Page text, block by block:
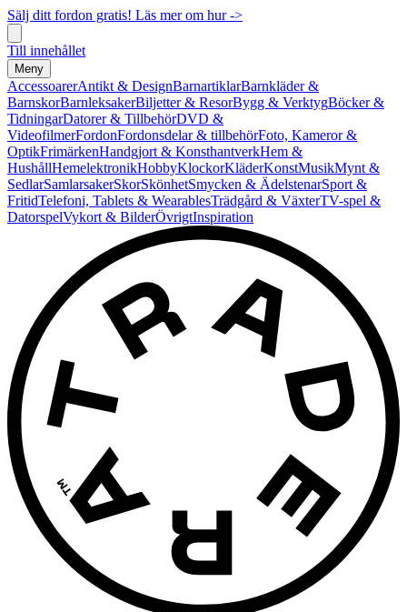
Sälj ditt fordon gratis! Läs mer om hur ->
Till innehållet
Meny
AccessoarerAntikt & DesignBarnartiklarBarnkläder &
BarnskorBarnleksakerBiljetter & ResorBygg & VerktygBöcker &
TidningarDatorer & TillbehörDVD &
VideofilmerFordonFordonsdelar & tillbehörFoto, Kameror &
OptikFrimärkenHandgjort & KonsthantverkHem &
HushållHemelektronikHobbyKlockorKläderKonstMusikMynt &
SedlarSamlarsakerSkorSkönhetSmycken & ÄdelstenarSport &
FritidTelefoni, Tablets & WearablesTrädgård & VäxterTV-spel &
DatorspelVykort & BilderÖvrigtInspiration